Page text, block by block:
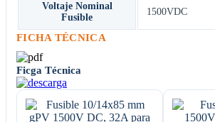
Voltaje Nominal
Fusible
1500VDC
FICHA TÉCNICA
Ficga Técnica